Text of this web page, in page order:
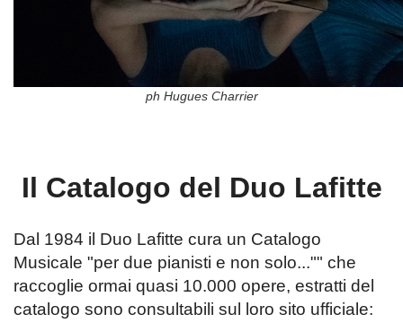
ph Hugues Charrier
Il Catalogo del Duo Lafitte
Dal 1984 il Duo Lafitte cura un Catalogo
Musicale "per due pianisti e non solo..."" che
raccoglie ormai quasi 10.000 opere, estratti del
catalogo sono consultabili sul loro sito ufficiale: